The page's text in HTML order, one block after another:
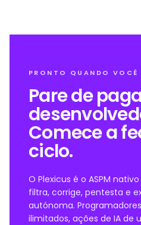
PRONTO QUANDO VOCÊ
Pare de
Comece a
ciclo.
O Plexicus é o ASPM
filtra, corrige, pentesta e
autónoma.
ilimitados, ações de IA de